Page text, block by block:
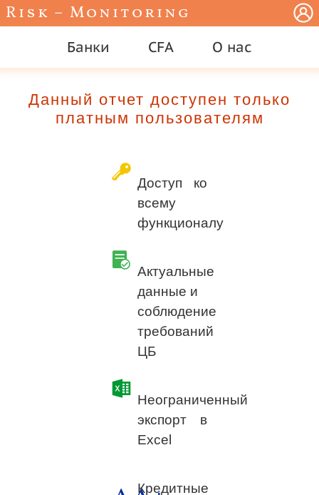
Risk – Monitoring
Банки CFA О нас
Данный отчет доступен только
платным пользователям
Доступ ко
всему
функционалу
Актуальные
данные и
соблюдение
требований
ЦБ
Неограниченный
экспорт в
Excel
Кредитные